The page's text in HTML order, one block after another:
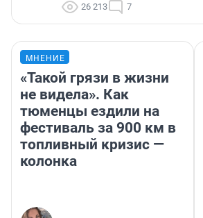
26 213 7
МНЕНИЕ
«Такой грязи в жизни
не видела». Как
тюменцы ездили на
фестиваль за 900 км в
топливный кризис —
колонка